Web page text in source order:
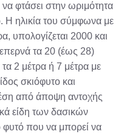
φτάσει στην ωριμότητα
Η ηλικία του σύμφωνα με
υπολογίζεται 2000 και
τα 20 (έως 28)
2 μέτρα ή 7 μέτρα με
σκιόφυτο και
από άποψη αντοχής
είδη των δασικών
φυτό που να μπορεί να